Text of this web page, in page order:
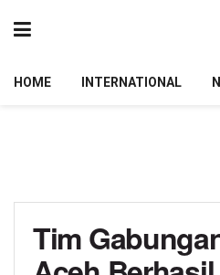
HOME INTERNATIONAL
Tim